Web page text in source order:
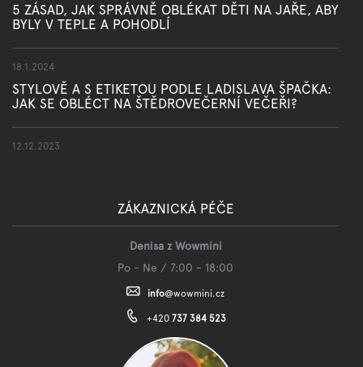
5 ZÁSAD, JAK SPRÁVNĚ OBLÉKAT DĚTI NA JAŘE, ABY
BYLY V TEPLE A POHODLÍ
18.1.2024
STYLOVĚ A S ETIKETOU PODLE LADISLAVA ŠPAČKA:
JAK SE OBLÉCT NA ŠTĚDROVEČERNÍ VEČEŘI?
12.12.2023
ZÁKAZNICKÁ PÉČE
Denisa z Wowmini
Po - Ne / 7:00 - 18:00
info@wowmini.cz
+420 737 384 523